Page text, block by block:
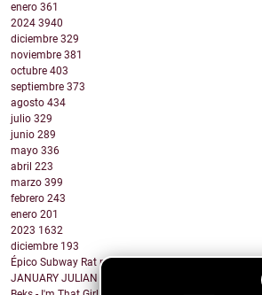
enero 361
2024 3940
diciembre 329
noviembre 381
octubre 403
septiembre 373
agosto 434
julio 329
junio 289
mayo 336
abril 223
marzo 399
febrero 243
enero 201
2023 1632
diciembre 193
Épico Subway Rat nos regala una obra de arte para ...
JANUARY JULIAN - KIDS WITH GUNS